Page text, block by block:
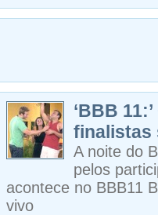
‘BBB
finalistas
A noite do
pelos
acontece no BBB11
vivo